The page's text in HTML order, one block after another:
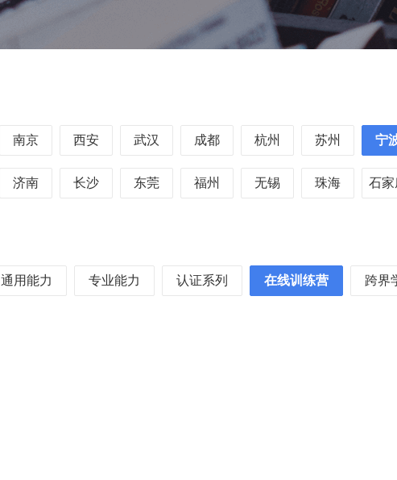
南京 西安 武汉 成都 杭州 苏州 宁
济南 长沙 东莞 福州 无锡 珠海 石家
通用能力 专业能力 认证系列 在线训练营 跨界